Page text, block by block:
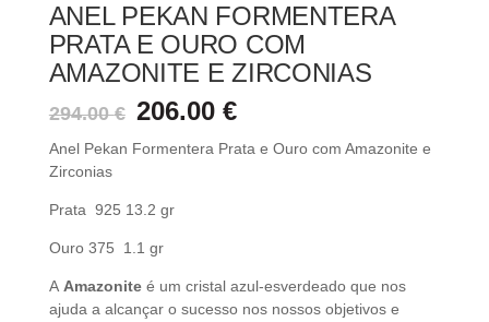
ANEL PEKAN FORMENTERA
PRATA E OURO COM
AMAZONITE E ZIRCONIAS
294.00€ O
original
294.00 €.
206.00 €
atual
Anel Pekan Formentera Prata e Ouro com Amazonite e
Zirconias
Prata 925 13.2 gr
Ouro 375 1.1 gr
A Amazoniteé um cristal azul-esverdeado que nos
ajuda a alcançar o sucesso nos nossos objetivos e